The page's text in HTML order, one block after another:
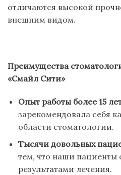
отличаются высокой
внешним видом.
Преимущества
«Смайл Сити»
Опыт работы более 15
зарекомендовала себя
области стоматологии.
Тысячи довольных
тем, что наши пациенты
результатами лечения.